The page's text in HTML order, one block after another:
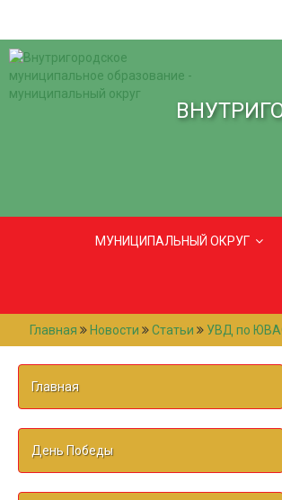
МУНИЦИПАЛЬНЫЙ ОКРУГ
Главная Новости Статьи УВД по
Главная
День Победы